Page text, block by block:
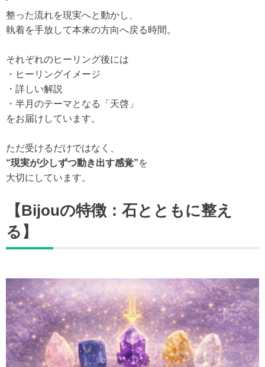
整った流れを現実へと動かし、
執着を手放して本来の方向へ戻る時間。
それぞれのヒーリング後には
・ヒーリングイメージ
・詳しい解説
・半月のテーマとなる「天啓」
をお届けしています。
ただ受けるだけではなく、
“現実が少しずつ動き出す感覚”を
大切にしています。
【Bijouの特徴：石とともに整え
る】